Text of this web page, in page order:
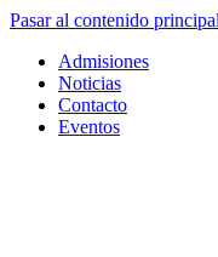
Pasar al contenido principal
Admisiones
Noticias
Contacto
Eventos